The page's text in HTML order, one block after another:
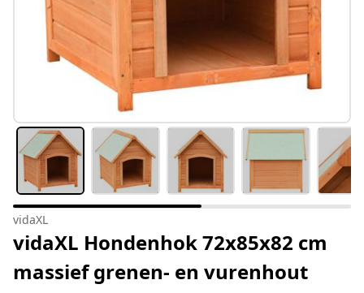
vidaXL
vidaXL Hondenhok 72x85x82 cm
massief grenen- en vurenhout